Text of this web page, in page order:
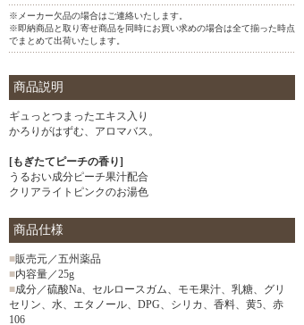
※メーカー欠品の場合はご連絡いたします。
※即納商品と取り寄せ商品を同時にお買い求めの場合は全て揃った時点
でまとめて出荷いたします。
商品説明
ギュっとつまったエキス入り
かろりがはずむ、アロマバス。
[もぎたてピーチの香り]
うるおい成分ピーチ果汁配合
クリアライトピンクのお湯色
商品仕様
■販売元／五州薬品
■内容量／25g
■成分／硫酸Na、セルロースガム、モモ果汁、乳糖、グリ
セリン、水、エタノール、DPG、シリカ、香料、黄5、赤
106